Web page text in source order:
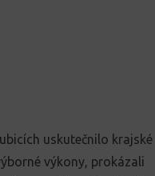
uskutečnilo krajské
výkony, prokázali